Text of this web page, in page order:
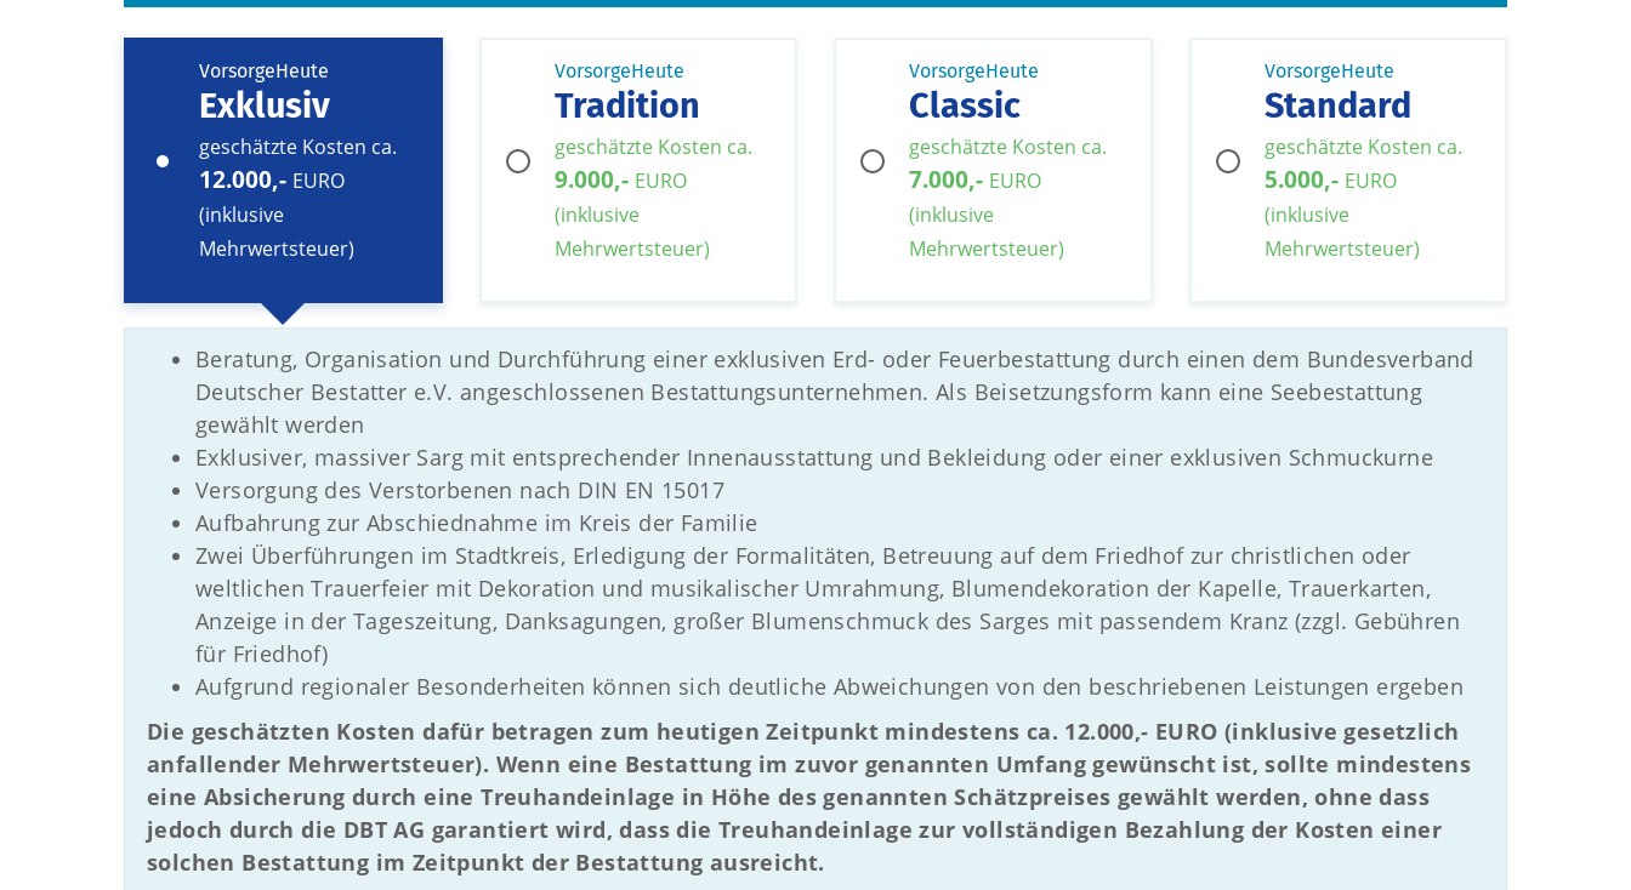
VorsorgeHeute
Exklusiv
geschätzte Kosten ca.
12.000,- EURO
(inklusive
Mehrwertsteuer)
VorsorgeHeute
Tradition
geschätzte Kosten ca.
9.000,- EURO
(inklusive
Mehrwertsteuer)
VorsorgeHeute
Classic
geschätzte Kosten ca.
7.000,- EURO
(inklusive
Mehrwertsteuer)
VorsorgeHeute
Standard
geschätzte Kosten ca.
5.000,- EURO
(inklusive
Mehrwertsteuer)
Beratung, Organisation und Durchführung einer exklusiven Erd- oder Feuerbestattung durch einen dem Bundesverband
Deutscher Bestatter e.V. angeschlossenen Bestattungsunternehmen. Als Beisetzungsform kann eine Seebestattung
gewählt werden
Exklusiver, massiver Sarg mit entsprechender Innenausstattung und Bekleidung oder einer exklusiven Schmuckurne
Versorgung des Verstorbenen nach DIN EN 15017
Aufbahrung zur Abschiednahme im Kreis der Familie
Zwei Überführungen im Stadtkreis, Erledigung der Formalitäten, Betreuung auf dem Friedhof zur christlichen oder
weltlichen Trauerfeier mit Dekoration und musikalischer Umrahmung, Blumendekoration der Kapelle, Trauerkarten,
Anzeige in der Tageszeitung, Danksagungen, großer Blumenschmuck des Sarges mit passendem Kranz (zzgl. Gebühren
für Friedhof)
Aufgrund regionaler Besonderheiten können sich deutliche Abweichungen von den beschriebenen Leistungen ergeben
Die geschätzten Kosten dafür betragen zum heutigen Zeitpunkt mindestens ca. 12.000,- EURO (inklusive gesetzlich
anfallender Mehrwertsteuer). Wenn eine Bestattung im zuvor genannten Umfang gewünscht ist, sollte mindestens
eine Absicherung durch eine Treuhandeinlage in Höhe des genannten Schätzpreises gewählt werden, ohne dass
jedoch durch die DBT AG garantiert wird, dass die Treuhandeinlage zur vollständigen Bezahlung der Kosten einer
solchen Bestattung im Zeitpunkt der Bestattung ausreicht.